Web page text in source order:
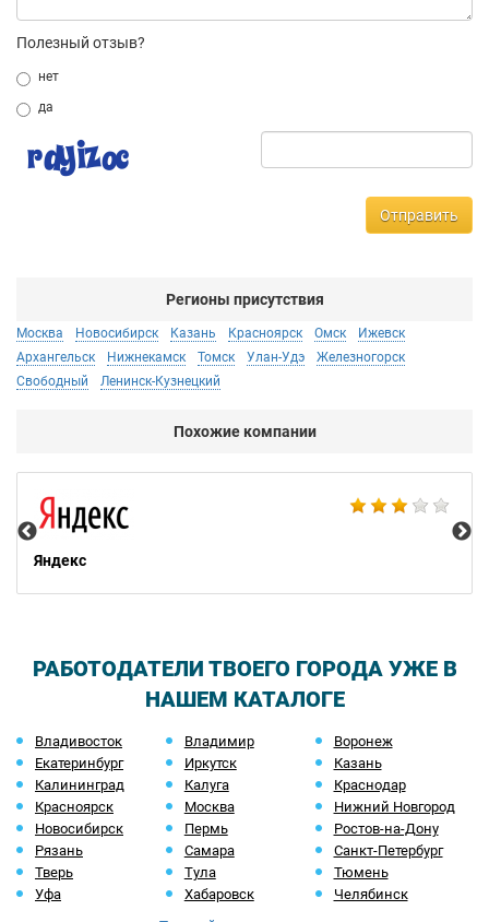
Полезный отзыв?
нет
да
Отправить
Регионы присутствия
Москва Новосибирск Казань Красноярск Омск
Ижевск
Архангельск
Нижнекамск Томск Улан-Удэ
Железногорск
Свободный
Ленинск-Кузнецкий
Похожие компании
Яндекс
РАБОТОДАТЕЛИ ТВОЕГО ГОРОДА УЖЕ В
НАШЕМ КАТАЛОГЕ
Владивосток Владимир
Воронеж
Екатеринбург
Иркутск
Казань
Калининград
Калуга
Краснодар
Красноярск
Москва
Нижний Новгород
Новосибирск
Пермь
Ростов-на-Дону
Рязань
Самара
Санкт-Петербург
Тверь
Тула
Тюмень
Уфа
Хабаровск Челябинск